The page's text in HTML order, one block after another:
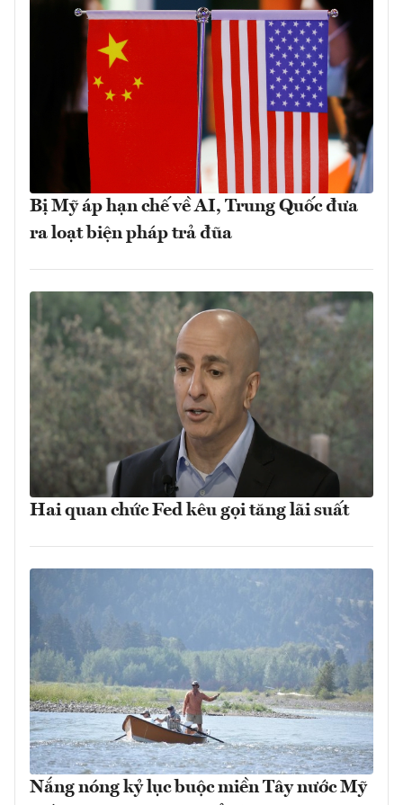
Bị Mỹ áp hạn chế về AI, Trung Quốc đưa
ra loạt biện pháp trả đũa
Hai quan chức Fed kêu gọi tăng lãi suất
Nắng nóng kỷ lục buộc miền Tây nước Mỹ